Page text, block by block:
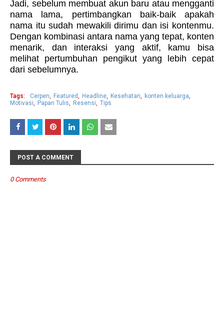
Jadi, sebelum membuat akun baru atau mengganti
nama lama, pertimbangkan baik-baik apakah
nama itu sudah mewakili dirimu dan isi kontenmu.
Dengan kombinasi antara nama yang tepat, konten
menarik, dan interaksi yang aktif, kamu bisa
melihat pertumbuhan pengikut yang lebih cepat
dari sebelumnya.
Tags: Cerpen Featured Headline Kesehatan
konten keluarga
Motivasi
Papan Tulis Resensi Tips
POST A COMMENT
0 Comments